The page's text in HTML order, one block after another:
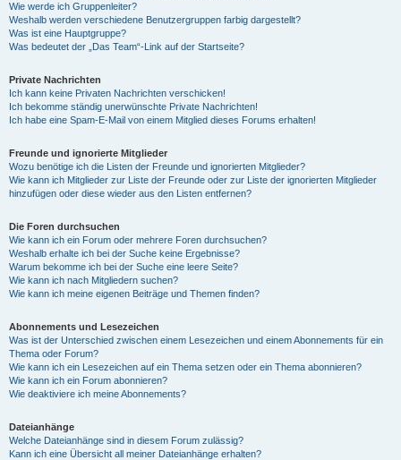
Wie werde ich Gruppenleiter?
Weshalb werden verschiedene Benutzergruppen farbig dargestellt?
Was ist eine Hauptgruppe?
Was bedeutet der „Das Team“-Link auf der Startseite?
Private Nachrichten
Ich kann keine Privaten Nachrichten verschicken!
Ich bekomme ständig unerwünschte Private Nachrichten!
Ich habe eine Spam-E-Mail von einem Mitglied dieses Forums erhalten!
Freunde und ignorierte Mitglieder
Wozu benötige ich die Listen der Freunde und ignorierten Mitglieder?
Wie kann ich Mitglieder zur Liste der Freunde oder zur Liste der ignorierten Mitglieder
hinzufügen oder diese wieder aus den Listen entfernen?
Die Foren durchsuchen
Wie kann ich ein Forum oder mehrere Foren durchsuchen?
Weshalb erhalte ich bei der Suche keine Ergebnisse?
Warum bekomme ich bei der Suche eine leere Seite?
Wie kann ich nach Mitgliedern suchen?
Wie kann ich meine eigenen Beiträge und Themen finden?
Abonnements und Lesezeichen
Was ist der Unterschied zwischen einem Lesezeichen und einem Abonnements für ein
Thema oder Forum?
Wie kann ich ein Lesezeichen auf ein Thema setzen oder ein Thema abonnieren?
Wie kann ich ein Forum abonnieren?
Wie deaktiviere ich meine Abonnements?
Dateianhänge
Welche Dateianhänge sind in diesem Forum zulässig?
Kann ich eine Übersicht all meiner Dateianhänge erhalten?